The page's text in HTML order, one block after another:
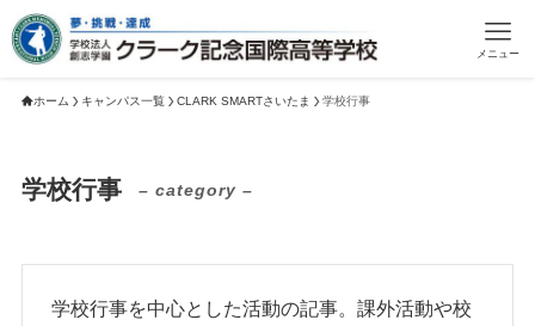
メニュー
ホーム キャンパス一覧 CLARK SMARTさいたま 学校行事
学校行事 – category –
学校行事を中心とした活動の記事。課外活動や校